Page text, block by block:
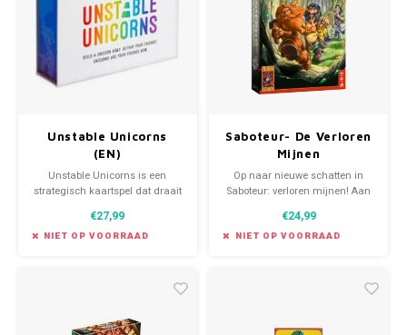
Unstable Unicorns
(EN)
Unstable Unicorns is een
strategisch kaartspel dat draait
Het is een van de meest
succesvolle Kickstarter project
Verraad je vrienden, want alleen
€27,99
NIET OP VOORRAAD
Saboteur- De Verloren
Mijnen
Op naar nieuwe schatten in
Saboteur: verloren mijnen! Aan
woud bevinden zich de vergeten
mijnen.
€24,99
NIET OP VOORRAAD